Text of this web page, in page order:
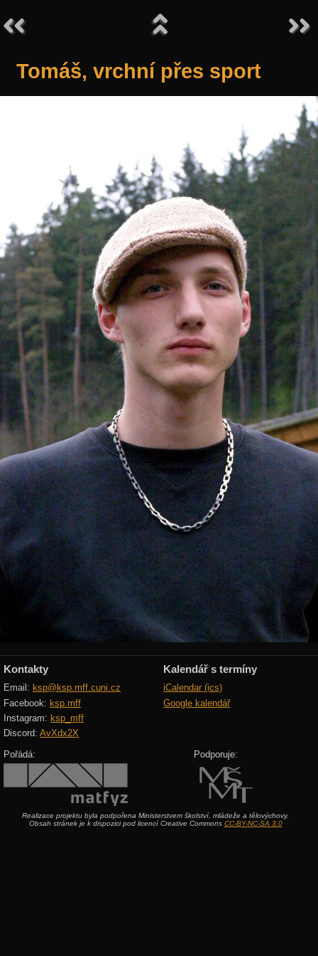
Tomáš, vrchní přes sport
Kontakty
Email: ksp@ksp.mff.cuni.cz
Facebook: ksp.mff
Instagram: ksp_mff
Discord: AvXdx2X
Kalendář s termíny
iCalendar (ics)
Google kalendář
Pořádá: Podporuje:
Realizace projektu byla podpořena Ministerstvem školství, mládeže a tělovýchovy.
Obsah stránek je k dispozici pod licencí Creative Commons CC-BY-NC-SA 3.0